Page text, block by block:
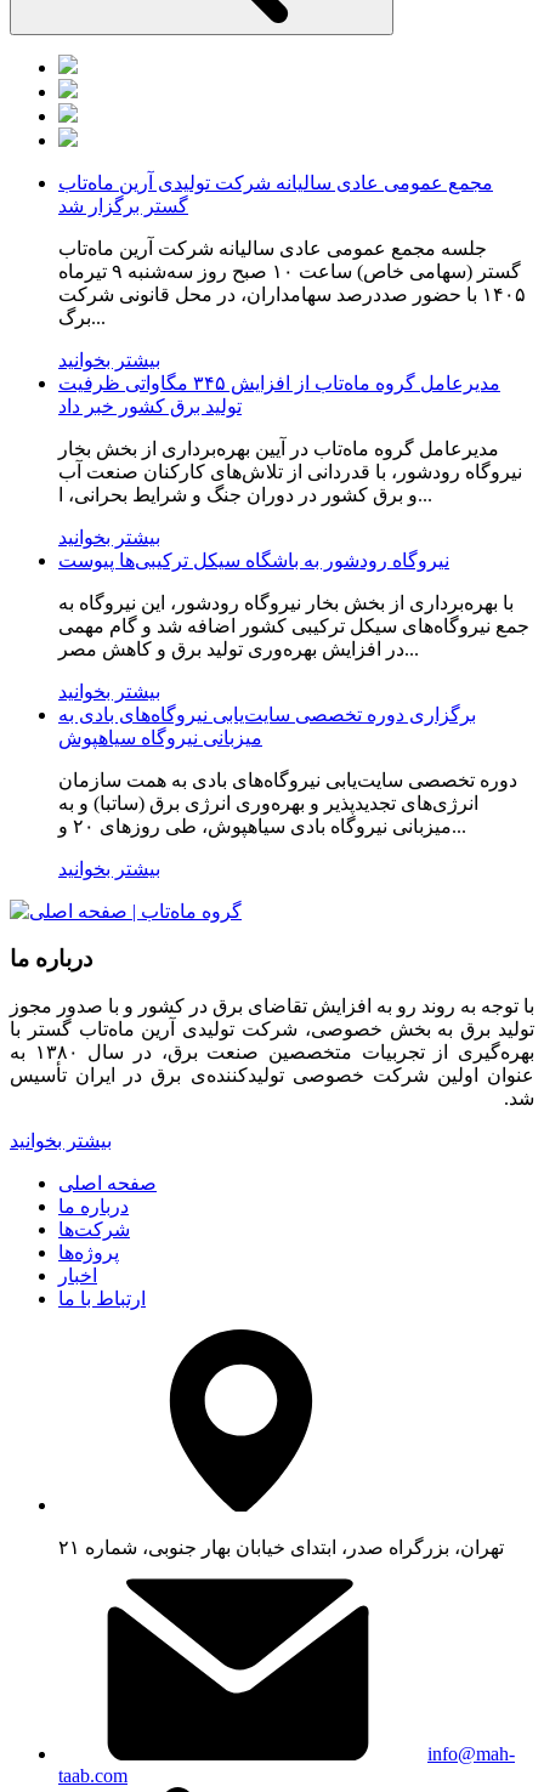
مجمع عمومی عادی سالیانه شرکت تولیدی آرین ماه‌تاب
گستر برگزار شد
جلسه مجمع عمومی عادی سالیانه شرکت آرین ماه‌تاب
گستر (سهامی خاص) ساعت ۱۰ صبح روز سه‌شنبه ۹ تیرماه
۱۴۰۵ با حضور صددرصد سهامداران، در محل قانونی شرکت
برگ...
بیشتر بخوانید
مدیرعامل گروه ماه‌تاب از افزایش ۳۴۵ مگاواتی ظرفیت
تولید برق کشور خبر داد
مدیرعامل گروه ماه‌تاب در آیین بهره‌برداری از بخش بخار
نیروگاه رودشور، با قدردانی از تلاش‌های کارکنان صنعت آب
و برق کشور در دوران جنگ و شرایط بحرانی، ا...
بیشتر بخوانید
نیروگاه رودشور به باشگاه سیکل ترکیبی‌ها پیوست
با بهره‌برداری از بخش بخار نیروگاه رودشور، این نیروگاه به
جمع نیروگاه‌های سیکل ترکیبی کشور اضافه شد و گام مهمی
در افزایش بهره‌وری تولید برق و کاهش مصر...
بیشتر بخوانید
برگزاری دوره تخصصی سایت‌یابی نیروگاه‌های بادی به
میزبانی نیروگاه سیاهپوش
دوره تخصصی سایت‌یابی نیروگاه‌های بادی به همت سازمان
انرژی‌های تجدیدپذیر و بهره‌وری انرژی برق (ساتبا) و به
میزبانی نیروگاه بادی سیاهپوش، طی روزهای ۲۰ و...
بیشتر بخوانید
درباره ما
با توجه به روند رو به افزایش تقاضای برق در کشور و با صدور مجوز
تولید برق به بخش خصوصی، شرکت تولیدی آرین ماه‌تاب گستر با
بهره‌گیری از تجربیات متخصصین صنعت برق، در سال ۱۳۸۰ به
عنوان اولین شرکت خصوصی تولیدکننده‌ی برق در ایران تأسیس
شد.
بیشتر بخوانید
صفحه اصلی
درباره ما
شرکت‌ها
پروژه‌ها
اخبار
ارتباط با ما
تهران، بزرگراه صدر، ابتدای خیابان بهار جنوبی، شماره ۲۱
info@mah-
taab.com